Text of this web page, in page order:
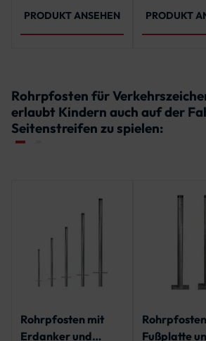
PRODUKT ANSEHEN
PRODUKT
Rohrpfosten für
erlaubt Kindern auch auf der
Seitenstreifen zu spielen:
Rohrpfosten mit
Erdanker und
Fußplatte